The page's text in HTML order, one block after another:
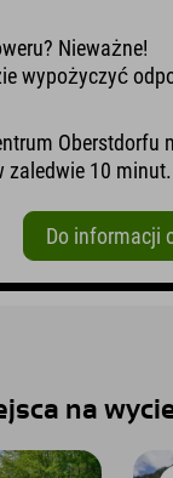
Nieważne!
wypożyczyć
Oberstdorfu
zaledwie 10 minut.
Do informacji
na